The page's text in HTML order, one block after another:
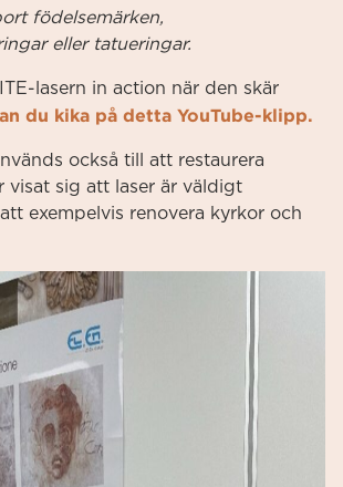
födelsemärken,
eller tatueringar.
lasern in action när den skär
du kika på detta YouTube-klipp.
också till att restaurera
visat sig att laser är väldigt
exempelvis renovera kyrkor och